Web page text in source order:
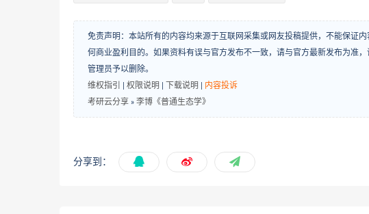
免责声明：本站所有的内容均来源于互联网采集或网友投稿提供，不能保证
何商业盈利目的。如果资料有误与官方发布不一致，请与官方最新发布为准
管理员予以删除。
维权指引
权限说明 下载说明
内容投诉
考研云分享 » 李博《普通生态学》
分享到：